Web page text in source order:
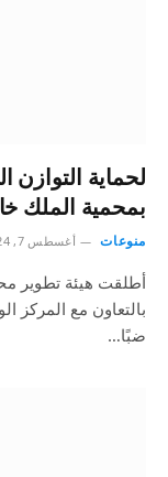
بمحمية الملك
منوعات أغسطس 7, 2024
أطلقت هيئة تطوير
ضبًا…